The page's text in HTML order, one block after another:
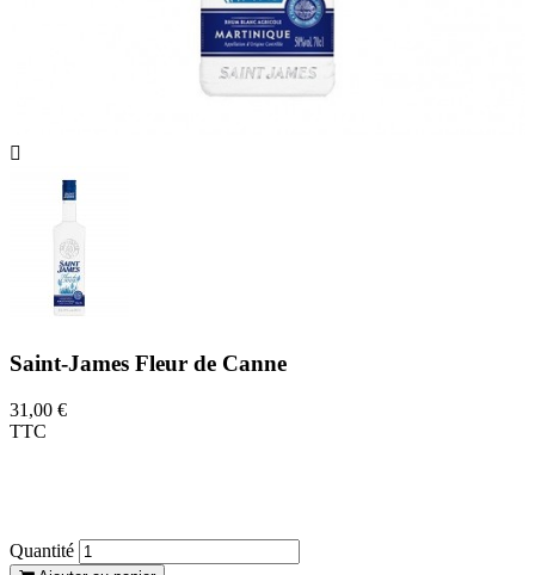

Saint-James Fleur de Canne
31,00 €
TTC
Quantité